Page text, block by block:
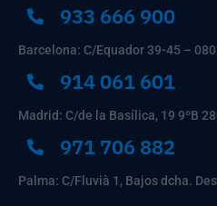
933 666 900
Barcelona: C/Equador 39-45 –
914 061 601
Madrid: C/de la Basílica, 19 9ºB
971 706 882
Palma: C/Fluvià 1, Bajos dcha.